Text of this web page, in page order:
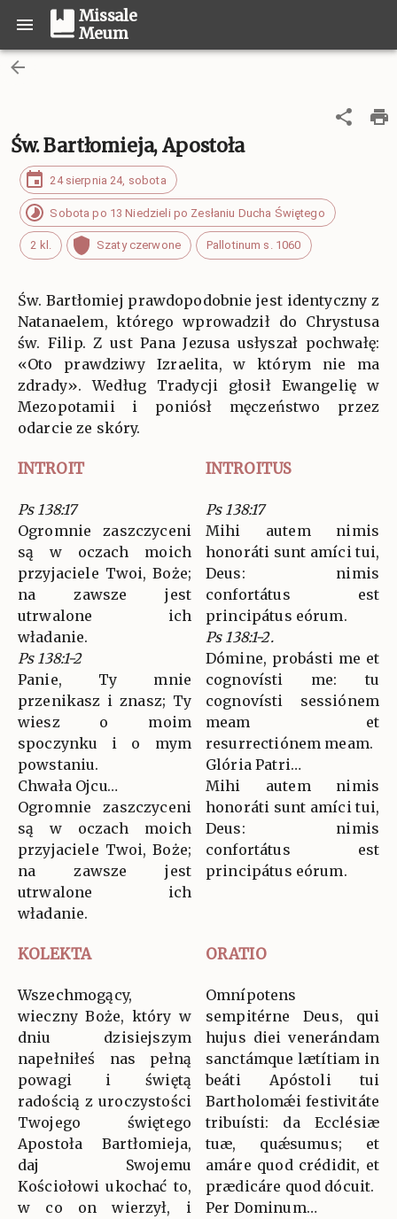
Missale
Meum
Św. Bartłomieja, Apostoła
24 sierpnia 24, sobota
Sobota po 13 Niedzieli po Zesłaniu Ducha Świętego
2 kl. Szaty czerwone Pallotinum s. 1060
Św. Bartłomiej prawdopodobnie jest identyczny z
Natanaelem, którego wprowadził do Chrystusa
św. Filip. Z ust Pana Jezusa usłyszał pochwałę:
«Oto prawdziwy Izraelita, w którym nie ma
zdrady». Według Tradycji głosił Ewangelię w
Mezopotamii i poniósł męczeństwo przez
odarcie ze skóry.
INTROIT INTROITUS
Ps 138:17
Ogromnie zaszczyceni
są w oczach moich
przyjaciele Twoi, Boże;
na zawsze jest
utrwalone ich
władanie.
Ps 138:1-2
Panie, Ty mnie
przenikasz i znasz; Ty
wiesz o moim
spoczynku i o mym
powstaniu.
Chwała Ojcu…
Ogromnie zaszczyceni
są w oczach moich
przyjaciele Twoi, Boże;
na zawsze jest
utrwalone ich
władanie.
Ps 138:17
Mihi autem nimis
honoráti sunt amíci tui,
Deus: nimis
confortátus est
principátus eórum.
Ps 138:1-2.
Dómine, probásti me et
cognovísti me: tu
cognovísti sessiónem
meam et
resurrectiónem meam.
Glória Patri…
Mihi autem nimis
honoráti sunt amíci tui,
Deus: nimis
confortátus est
principátus eórum.
KOLEKTA ORATIO
Wszechmogący,
wieczny Boże, który w
dniu dzisiejszym
napełniłeś nas pełną
powagi i świętą
radością z uroczystości
Twojego świętego
Apostoła Bartłomieja,
daj Swojemu
Kościołowi ukochać to,
w co on wierzył, i
Omnípotens
sempitérne Deus, qui
hujus diei venerándam
sanctámque lætítiam in
beáti Apóstoli tui
Bartholomǽi festivitáte
tribuísti: da Ecclésiæ
tuæ, quǽsumus; et
amáre quod crédidit, et
prædicáre quod dócuit.
Per Dominum…